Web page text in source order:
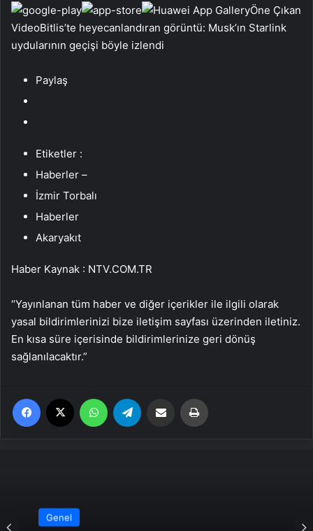
Öne Çıkan
VideoBitlis’te heyecanlandıran görüntü: Musk’ın Starlink
uydularının geçişi böyle izlendi
Paylaş
Etiketler :
Haberler –
İzmir Torbalı
Haberler
Akaryakıt
Haber Kaynak : NTV.COM.TR
“Yayınlanan tüm haber ve diğer içerikler ile ilgili olarak
yasal bildirimlerinizi bize iletişim sayfası üzerinden iletiniz.
En kısa süre içerisinde bildirimlerinize geri dönüş
sağlanılacaktır.”
Facebook WhatsApp Email'den paylaş
Genel